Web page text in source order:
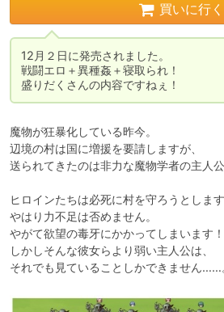
買いに行く
12月２日に発売されました。
戦闘エロ＋異種姦＋寝取られ！
盛りだくさんの内容ですねぇ！
魔物が狂暴化している昨今。
辺境の村は国に増援を要請しますが、
送られてきたのは非力な魔物学者の主人
ヒロインたちは必死に村を守ろうとします
やはり力不足は否めません。
やがて欲望の毒牙にかかってしまいます！
しかしそんな彼女らより弱い主人公は、
それでも見ていることしかできません……